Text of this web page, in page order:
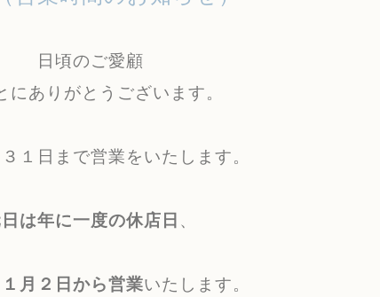
日頃のご愛顧
にありがとうございます。
３１ 日まで営業をいたします。
は年に一度の休店日 、
月２日から営業いたします。